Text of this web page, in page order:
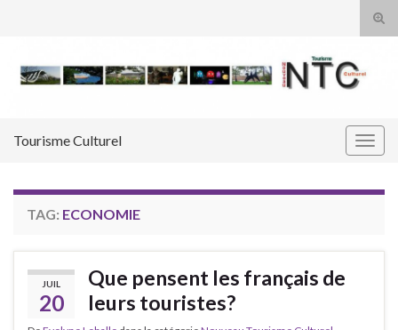
Tourisme Culturel
TAG: ECONOMIE
JUIL
20
Que pensent les français de
leurs touristes?